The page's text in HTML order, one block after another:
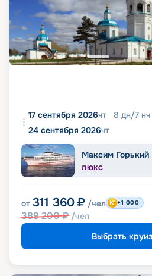
17 сентября 2026чт 8 дн/7 нч
24 сентября 2026чт
Максим Горький
ЛЮКС
от 311 360 ₽ /чел
389 200₽ /чел
+1 000
Выбрать круиз